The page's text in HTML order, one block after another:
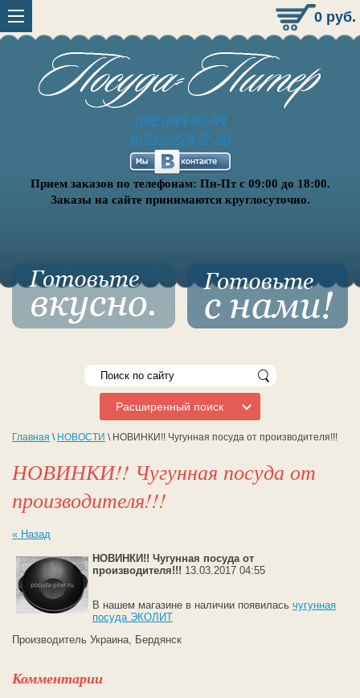
0 руб.
(812)644-65-44
8(952)274-17-99
Прием заказов по телефонам: Пн-Пт с 09:00 до 18:00.
Заказы на сайте принимаются круглосуточно.
Расширенный поиск
Главная \ НОВОСТИ \ НОВИНКИ!! Чугунная посуда от производителя!!!
НОВИНКИ!! Чугунная посуда от
производителя!!!
« Назад
НОВИНКИ!! Чугунная посуда от
производителя!!! 13.03.2017 04:55
В нашем магазине в наличии появилась чугунная
посуда ЭКОЛИТ
Производитель Украина, Бердянск
Комментарии